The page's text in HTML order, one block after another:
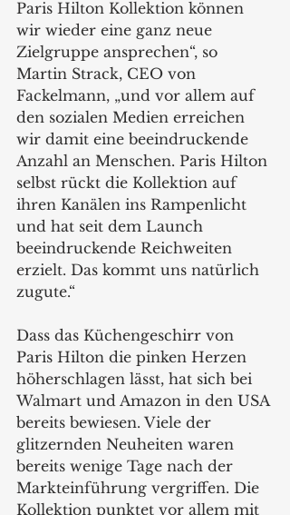
Paris Hilton Kollektion können
wir wieder eine ganz neue
Zielgruppe ansprechen“, so
Martin Strack, CEO von
Fackelmann, „und vor allem auf
den sozialen Medien erreichen
wir damit eine beeindruckende
Anzahl an Menschen. Paris Hilton
selbst rückt die Kollektion auf
ihren Kanälen ins Rampenlicht
und hat seit dem Launch
beeindruckende Reichweiten
erzielt. Das kommt uns natürlich
zugute.“
Dass das Küchengeschirr von
Paris Hilton die pinken Herzen
höherschlagen lässt, hat sich bei
Walmart und Amazon in den USA
bereits bewiesen. Viele der
glitzernden Neuheiten waren
bereits wenige Tage nach der
Markteinführung vergriffen. Die
Kollektion punktet vor allem mit